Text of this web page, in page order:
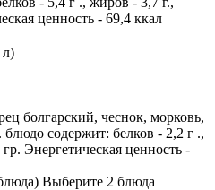
ценность - 69,4 ккал
болгарский, чеснок, морковь,
содержит: белков - 2,2 г .,
Энергетическая ценность -
Выберите 2 блюда